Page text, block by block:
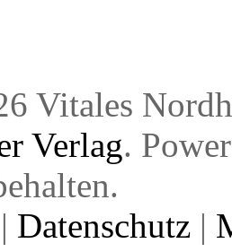
Vitales
Verlag.
| Datenschutz |